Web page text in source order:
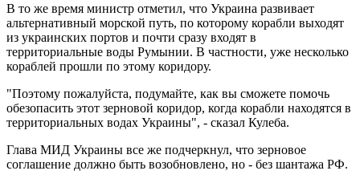
В то же время министр отметил, что Украина развивает
альтернативный морской путь, по которому корабли выходят
из украинских портов и почти сразу входят в
территориальные воды Румынии. В частности, уже несколько
кораблей прошли по этому коридору.
"Поэтому пожалуйста, подумайте, как вы сможете помочь
обезопасить этот зерновой коридор, когда корабли находятся в
территориальных водах Украины", - сказал Кулеба.
Глава МИД Украины все же подчеркнул, что зерновое
соглашение должно быть возобновлено, но - без шантажа РФ.